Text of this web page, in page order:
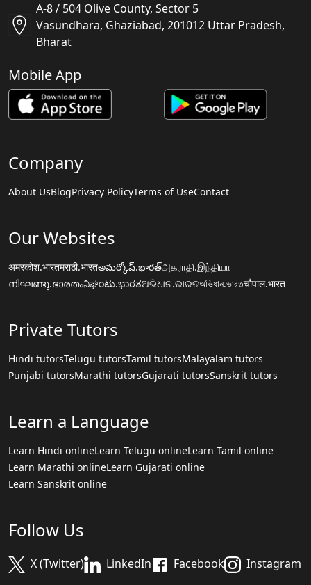
A-8 / 504 Olive County, Sector 5
Vasundhara, Ghaziabad, 201012 Uttar Pradesh,
Bharat
Mobile App
Company
About UsBlogPrivacy PolicyTerms of UseContact
Our Websites
अमरकोश.भारतमराठी.भारतఅమర్కోష్.భారత్அகராதி.இந்தியா
നിഘണ്ടു.ഭാരതംನಿಘಂಟು.ಭಾರತଅଭିଧାନ.ଭାରତঅভিধান.ভারতचौपाल.भारत
Private Tutors
Hindi tutorsTelugu tutorsTamil tutorsMalayalam tutors
Punjabi tutorsMarathi tutorsGujarati tutorsSanskrit tutors
Learn a Language
Learn Hindi onlineLearn Telugu onlineLearn Tamil online
Learn Marathi onlineLearn Gujarati online
Learn Sanskrit online
Follow Us
X (Twitter) LinkedIn Facebook Instagram